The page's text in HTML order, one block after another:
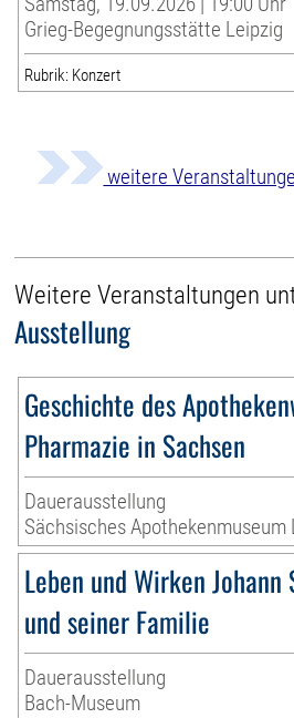
Grieg-Begegnungsstätte Leipzig
Rubrik: Konzert
weitere
Weitere Veranstaltungen
Ausstellung
Geschichte des
Pharmazie in Sachsen
Dauerausstellung
Sächsisches Apothekenmuseum
Leben und Wirken
und seiner Familie
Dauerausstellung
Bach-Museum